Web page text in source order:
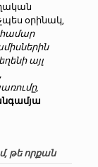
օրինակ,
այլ
թե որքան